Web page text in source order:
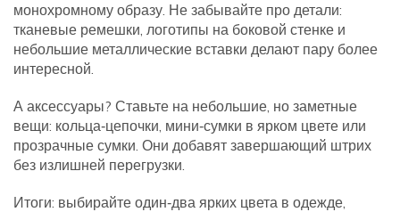
монохромному образу. Не забывайте про детали:
тканевые ремешки, логотипы на боковой стенке и
небольшие металлические вставки делают пару более
интересной.
А аксессуары? Ставьте на небольшие, но заметные
вещи: кольца‑цепочки, мини‑сумки в ярком цвете или
прозрачные сумки. Они добавят завершающий штрих
без излишней перегрузки.
Итоги: выбирайте один‑два ярких цвета в одежде,